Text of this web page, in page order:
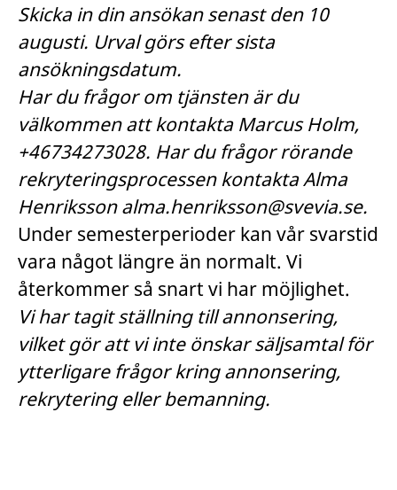
Skicka in din ansökan senast den 10
augusti. Urval görs efter sista
ansökningsdatum.
Har du frågor om tjänsten är du
välkommen att kontakta Marcus Holm,
+46734273028. Har du frågor rörande
rekryteringsprocessen kontakta Alma
Henriksson alma.henriksson@svevia.se.
Under semesterperioder kan vår svarstid
vara något längre än normalt. Vi
återkommer så snart vi har möjlighet.
Vi har tagit ställning till annonsering,
vilket gör att vi inte önskar säljsamtal för
ytterligare frågor kring annonsering,
rekrytering eller bemanning.